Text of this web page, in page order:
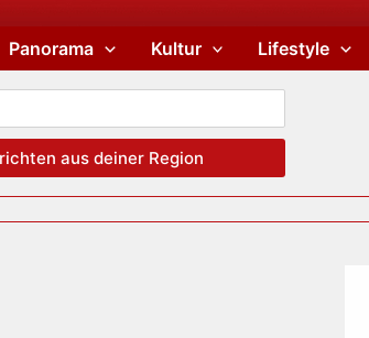
Panorama Kultur Lifestyle
aus deiner Region